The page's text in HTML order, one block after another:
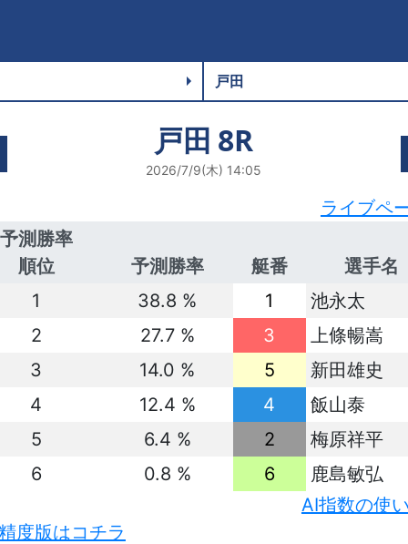
戸田 8R
2026/7/9(木) 14:05
ライブペ
予測勝率
順位
予測勝率 艇番
選手名
1
38.8 % 1
池永太
2
27.7 % 3
上條暢嵩
3
14.0 % 5
新田雄史
4
12.4 % 4
飯山泰
5
6.4 % 2
梅原祥平
6
0.8 % 6
鹿島敏弘
AI指数の使
度版はコチラ